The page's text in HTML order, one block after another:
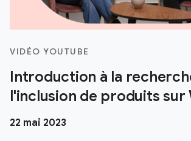
VIDÉO YOUTUBE
Introduction à la
l'inclusion de produits sur
22 mai 2023